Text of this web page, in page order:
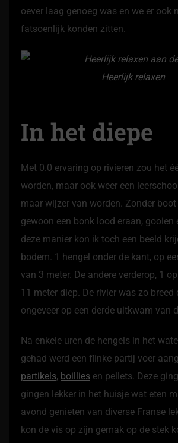
oever laag genoeg was en we er ook
fatsoenlijk konden zitten.
Heerlijk relaxen
In het diepe
Met 0.0 ervaring op rivieren zou het
worden, maar ook weer een
maar wijzer van worden. Zonder boot
gewoon een bonk lood eraan, gooien
deze manier kon ik toch een beeld
bodem. 1 hengel onder de kant, op
van 3 meter. De andere verderop, 1
11 meter diep. De rivier was zo breed
ongeveer op een derde uitkwam van
Na enkele uren de hengels in het
gehad werd een flinke partij voer
partikels, boillies en pellets. Deze
gingen lekker in het huisje wat eten
avond genieten van diverse Franse
kon de vis op zijn gemak op de stek